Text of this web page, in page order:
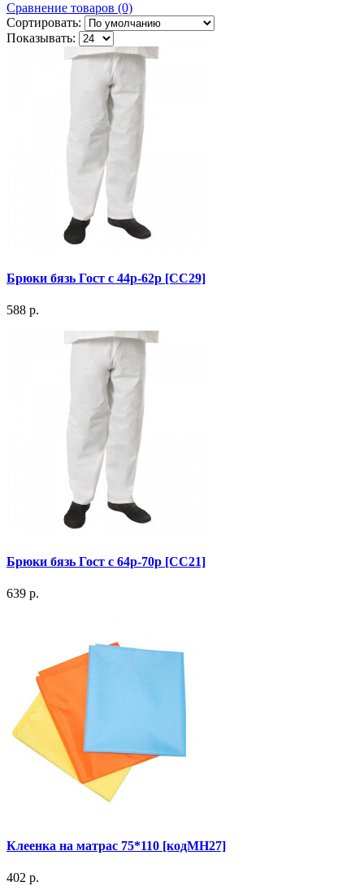
Сравнение товаров (0)
Сортировать:
Показывать:
Брюки бязь Гост с 44р-62р [СС29]
588 р.
Брюки бязь Гост с 64р-70р [СС21]
639 р.
Клеенка на матрас 75*110 [кодМН27]
402 р.